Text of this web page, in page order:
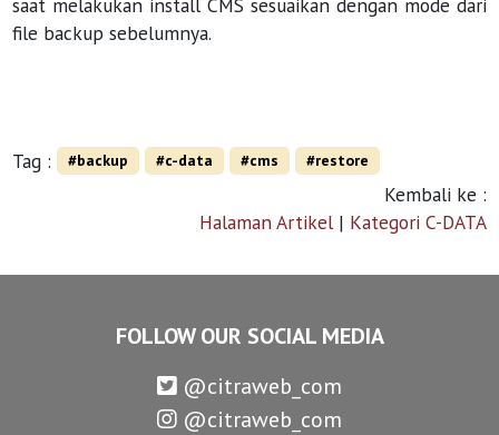
file backup sebelumnya.
Tag : #backup #c-data #cms #restore
Kembali ke :
Halaman Artikel| Kategori C-DATA
FOLLOW OUR SOCIAL MEDIA
@citraweb_com
@citraweb_com